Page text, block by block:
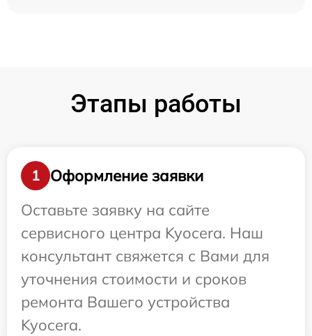
Этапы работы
1
Оформление заявки
Оставьте заявку на сайте
сервисного центра Kyocera. Наш
консультант свяжется с Вами для
уточнения стоимости и сроков
ремонта Вашего устройства
Kyocera.